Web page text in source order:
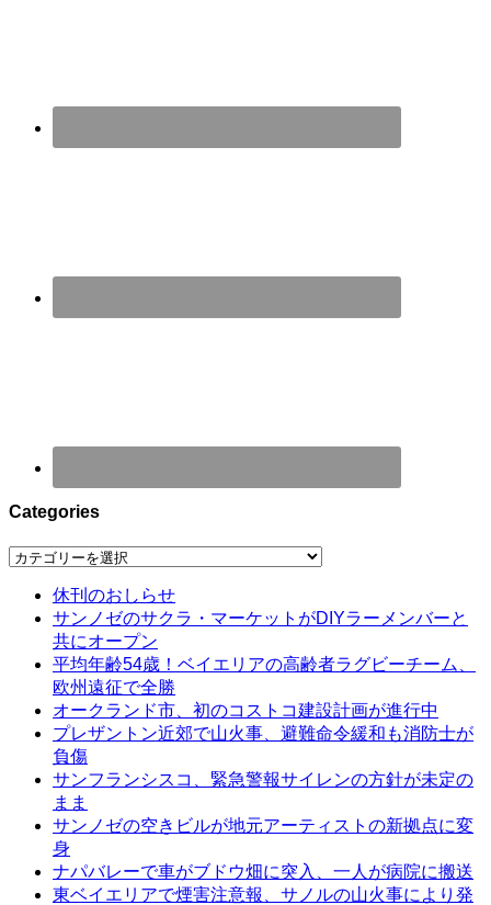
Categories
Categories
休刊のおしらせ
サンノゼのサクラ・マーケットがDIYラーメンバーと
共にオープン
平均年齢54歳！ベイエリアの高齢者ラグビーチーム、
欧州遠征で全勝
オークランド市、初のコストコ建設計画が進行中
プレザントン近郊で山火事、避難命令緩和も消防士が
負傷
サンフランシスコ、緊急警報サイレンの方針が未定の
まま
サンノゼの空きビルが地元アーティストの新拠点に変
身
ナパバレーで車がブドウ畑に突入、一人が病院に搬送
東ベイエリアで煙害注意報、サノルの山火事により発